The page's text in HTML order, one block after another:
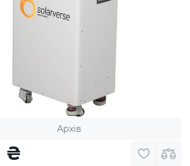
Архів
₴